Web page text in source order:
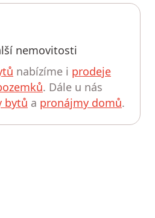
nemovitosti
nabízíme i prodeje
. Dále u nás
bytů a pronájmy domů.